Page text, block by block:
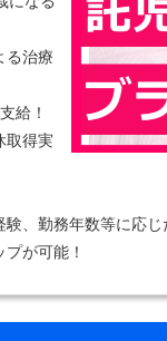
る治療
給！
取得実
、勤務年数等に応じ
が可能！